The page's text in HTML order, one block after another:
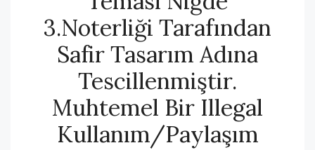
3.Noterliği Tarafından
Safir Tasarım Adına
Tescillenmiştir.
Muhtemel Bir Illegal
Kullanım/paylaşım